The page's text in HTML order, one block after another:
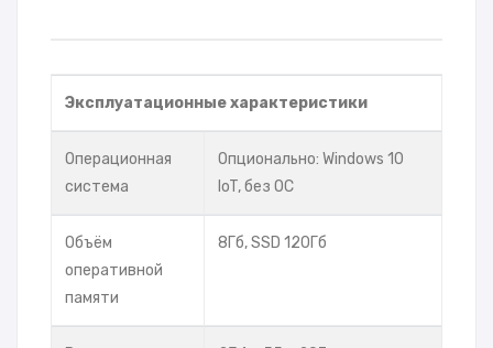
Операционная
система
Опционально: Windows 10
IoT, без ОС
Объём
оперативной
памяти
8Гб, SSD 120Гб
Эксплуатационные характеристики